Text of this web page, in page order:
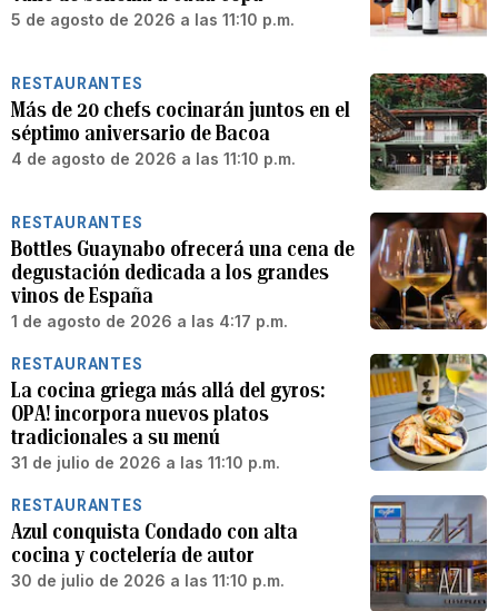
5 de agosto de 2026 a las 11:10 p.m.
RESTAURANTES
Más de 20 chefs cocinarán juntos en el
séptimo aniversario de Bacoa
4 de agosto de 2026 a las 11:10 p.m.
RESTAURANTES
Bottles Guaynabo ofrecerá una cena de
degustación dedicada a los grandes
vinos de España
1 de agosto de 2026 a las 4:17 p.m.
RESTAURANTES
La cocina griega más allá del gyros:
OPA! incorpora nuevos platos
tradicionales a su menú
31 de julio de 2026 a las 11:10 p.m.
RESTAURANTES
Azul conquista Condado con alta
cocina y coctelería de autor
30 de julio de 2026 a las 11:10 p.m.